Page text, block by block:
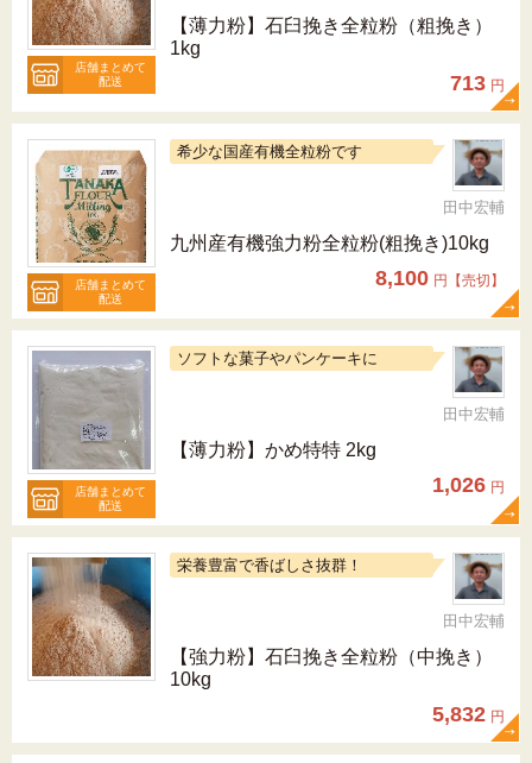
店舗まとめて
配送
【薄力粉】石臼挽き全粒粉（粗挽き）
1kg
713 円
店舗まとめて
配送
希少な国産有機全粒粉です
田中宏輔
九州産有機強力粉全粒粉(粗挽き)10kg
8,100 円【売切】
店舗まとめて
配送
ソフトな菓子やパンケーキに
田中宏輔
【薄力粉】かめ特特 2kg
1,026 円
栄養豊富で香ばしさ抜群！
田中宏輔
【強力粉】石臼挽き全粒粉（中挽き）
10kg
5,832 円